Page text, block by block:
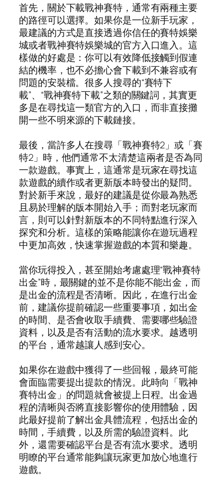
首先，關於下載戰神賽特，通常有兩種主要
的路徑可以選擇。如果你是一位新手玩家，
最建議的方式是直接透過你信任的賽特娛樂
城或者戰神賽特娛樂城的官方入口進入。這
樣做的好處是：你可以有效降低接觸到假連
結的機率，也不必擔心會下載到不兼容或有
問題的安裝檔。很多人搜尋的“賽特下
載”、“戰神賽特下載”之類的關鍵詞，其實更
多是在尋找這一類官方的入口，而非直接攤
開一些不明來源的下載鏈接。
最後，當許多人在搜尋「戰神賽特2」或「賽
特2」時，他們通常不太清楚這兩者是否為同
一款遊戲。事實上，這通常是玩家在尋找這
款遊戲的續作或者更新版本時發出的疑問。
對於新手來說，最好的建議是從你最為熟悉
且易於理解的版本開始入手；而對老玩家而
言，則可以針對新版本的不同特點進行深入
探究和分析。這樣的策略能讓你在遊玩過程
中更加高效，快速掌握遊戲的本質和樂趣。
當你玩得投入，甚至開始考慮處理“戰神賽特
出金”時，最關鍵的並不是你能不能出金，而
是出金的流程是否清晰。因此，在進行出金
前，建議你提前確認一些重要事項，如出金
的時間、是否會收取手續費、需要哪些驗證
資料，以及是否有活動的流水要求。越透明
的平台，通常越讓人感到安心。
如果你在遊戲中獲得了一些回報，最終可能
會面臨需要提出提款的情況。此時向「戰神
賽特出金」的問題就會被提上日程。出金過
程的清晰與否將直接影響你的使用體驗，因
此最好提前了解出金具體流程，包括出金的
時間，手續費，以及所需的驗證資料。此
外，還需要確認平台是否有流水要求。透明
明瞭的平台通常能夠讓玩家更加放心地進行
遊戲。